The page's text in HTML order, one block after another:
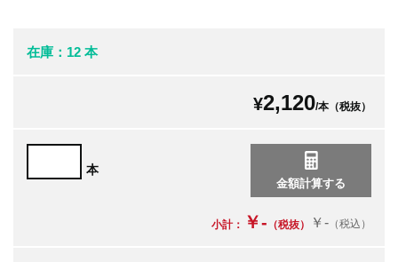
在庫：12 本
¥2,120/本（税抜）
本
小計： ￥- （税抜） ￥- （税込）